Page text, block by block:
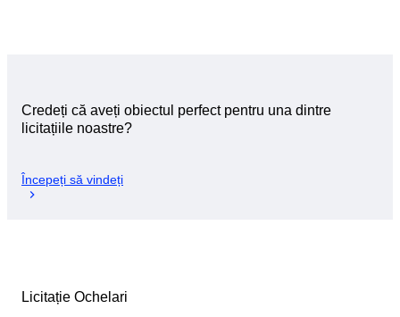
Credeți că aveți obiectul perfect pentru una dintre
licitațiile noastre?
Începeți să vindeți
Licitație Ochelari